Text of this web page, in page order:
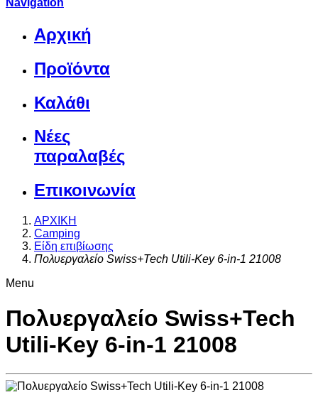
Navigation
Αρχική
Προϊόντα
Καλάθι
Νέες
παραλαβές
Επικοινωνία
ΑΡΧΙΚΗ
Camping
Είδη επιβίωσης
Πολυεργαλείο Swiss+Tech Utili-Key 6-in-1 21008
Menu
Πολυεργαλείο Swiss+Tech
Utili-Key 6-in-1 21008